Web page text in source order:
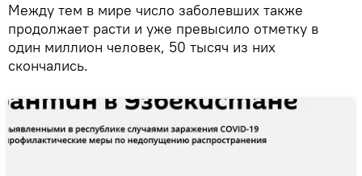
Между тем в мире число заболевших также
продолжает расти и уже превысило отметку в
один миллион человек, 50 тысяч из них
скончались.